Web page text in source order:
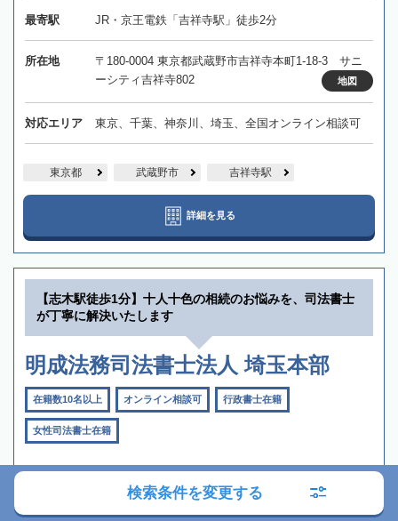
最寄駅 JR・京王電鉄「吉祥寺駅」徒歩2分
所在地
〒180-0004 東京都武蔵野市吉祥寺本町1-18-3 サニ
ーシティ吉祥寺802
地図
対応エリア 東京、千葉、神奈川、埼玉、全国オンライン相談可
東京都 武蔵野市 吉祥寺駅
詳細を見る
【志木駅徒歩1分】十人十色の相続のお悩みを、司法書士
が丁寧に解決いたします
明成法務司法書士法人 埼玉本部
在籍数10名以上 オンライン相談可 行政書士在籍
女性司法書士在籍
検索条件を変更する